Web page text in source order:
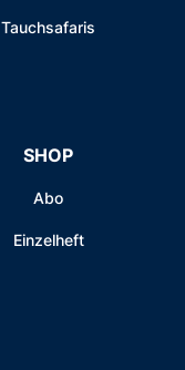
Tauchsafaris
SHOP
Abo
Einzelheft